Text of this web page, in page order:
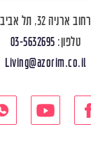
רחוב ארניה 32, תל אביב
טלפון: 03-5632695
Living@azorim.co.il